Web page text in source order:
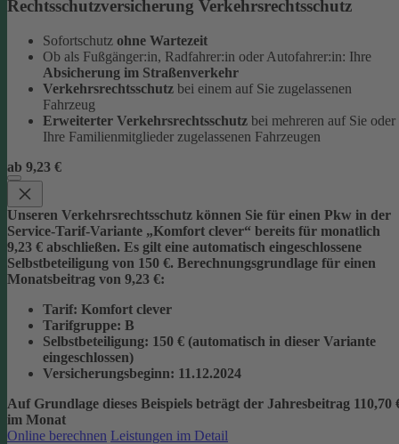
Rechtsschutzversicherung Verkehrsrechtsschutz
Sofortschutz ohne Wartezeit
Ob als Fußgänger:in, Radfahrer:in oder Autofahrer:in: Ihre
Absicherung im Straßenverkehr
Verkehrsrechtsschutz bei einem auf Sie zugelassenen
Fahrzeug
Erweiterter Verkehrsrechtsschutz bei mehreren auf Sie oder
Ihre Familienmitglieder zugelassenen Fahrzeugen
ab 9,23 €
Unseren Verkehrsrechtsschutz können Sie für einen Pkw in der
Service-Tarif-Variante „Komfort clever“ bereits für monatlich
9,23 € abschließen. Es gilt eine automatisch eingeschlossene
Selbstbeteiligung von 150 €. Berechnungsgrundlage für einen
Monatsbeitrag von 9,23 €:
Tarif: Komfort clever
Tarifgruppe: B
Selbstbeteiligung: 150 € (automatisch in dieser Variante
eingeschlossen)
Versicherungsbeginn: 11.12.2024
Auf Grundlage dieses Beispiels beträgt der Jahresbeitrag 110,70
im Monat
Online berechnen Leistungen im Detail